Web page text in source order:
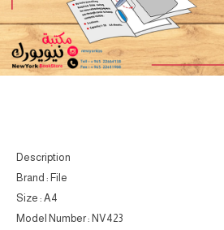
Description
Brand : File
Size : A4
Model Number : NV423